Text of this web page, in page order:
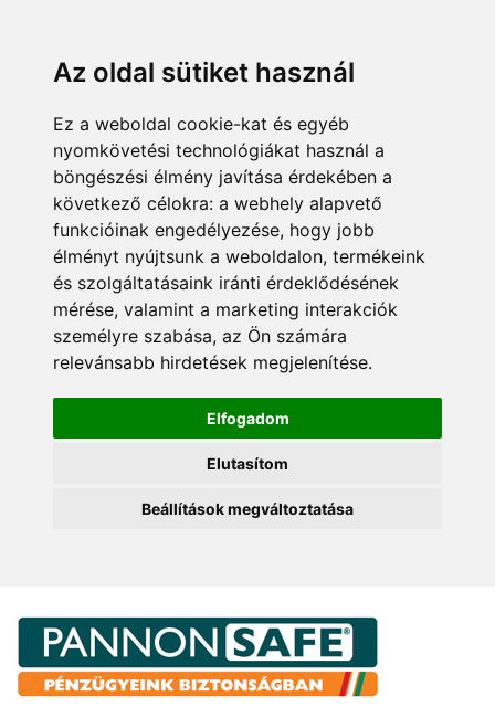
Az oldal sütiket használ
Ez a weboldal cookie-kat és egyéb
nyomkövetési technológiákat használ a
böngészési élmény javítása érdekében a
következő célokra: a webhely alapvető
funkcióinak engedélyezése, hogy jobb
élményt nyújtsunk a weboldalon, termékeink
és szolgáltatásaink iránti érdeklődésének
mérése, valamint a marketing interakciók
személyre szabása, az Ön számára
relevánsabb hirdetések megjelenítése.
Elfogadom
Elutasítom
Beállítások megváltoztatása